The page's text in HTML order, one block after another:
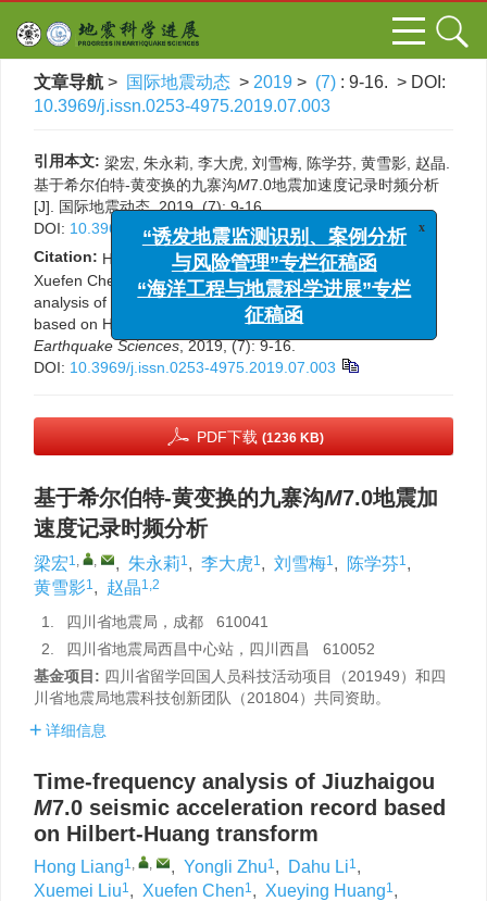
文章导航 > 国际地震动态 > 2019 > (7) : 9-16. > DOI:
10.3969/j.issn.0253-4975.2019.07.003
引用本文: 梁宏, 朱永莉, 李大虎, 刘雪梅, 陈学芬, 黄雪影, 赵晶.
基于希尔伯特-黄变换的九寨沟M7.0地震加速度记录时频分析
[J]. 国际地震动态, 2019, (7): 9-16.
DOI: 10.3969/j.issn.0253-4975.2019.07.003
Citation: Hong Liang, Yongli Zhu, Dahu Li, Xuemei Liu,
Xuefen Chen, Xueying Huang, Jing Zhao. Time-frequency
analysis of JiuzhaigouM7.0 seismic acceleration record
based on Hilbert-Huang transform[J].Progress in
Earthquake Sciences, 2019, (7): 9-16.
DOI: 10.3969/j.issn.0253-4975.2019.07.003
PDF下载 (1236 KB)
基于希尔伯特-黄变换的九寨沟M7.0地震加
速度记录时频分析
梁宏1, , , 朱永莉1, 李大虎1, 刘雪梅1, 陈学芬1,
黄雪影1, 赵晶1,2
1.
四川省地震局，成都 610041
2.
四川省地震局西昌中心站，四川西昌 610052
基金项目: 四川省留学回国人员科技活动项目（201949）和四
川省地震局地震科技创新团队（201804）共同资助。
详细信息
Time-frequency analysis of Jiuzhaigou
M7.0 seismic acceleration record based
on Hilbert-Huang transform
Hong Liang1, , , Yongli Zhu1, Dahu Li1,
Xuemei Liu1, Xuefen Chen1, Xueying Huang1,
“诱发地震监测识别、案例分析
与风险管理”专栏征稿函
“海洋工程与地震科学进展”专栏
征稿函